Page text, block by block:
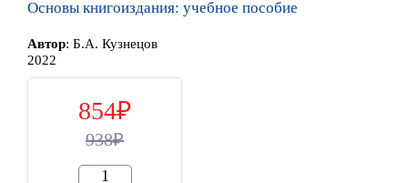
Основы книгоиздания: учебное пособие
Автор: Б.А. Кузнецов
2022
854
938